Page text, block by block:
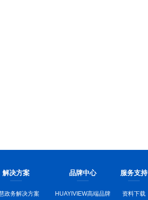
解决方案
政务解决方案
品牌中心
HUAYIVIEW高端品牌
服务支持
资料下载